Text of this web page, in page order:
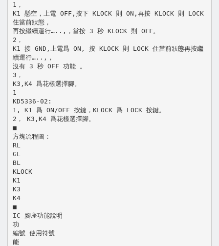
1，
K1 懸空，上電 OFF,按下 KLOCK 則 ON,再按 KLOCK 則 LOCK
住當前狀態，
再按繼續運行…..,，當按 3 秒 KLOCK 則 OFF。
2，
K1 接 GND,上電爲 ON, 按 KLOCK 則 LOCK 住當前狀態再按繼
續運行…..,，
沒有 3 秒 OFF 功能 。
3，
K3,K4 爲花樣選擇腳。
1
KD5336-02:
1, K1 爲 ON/OFF 按鍵，KLOCK 爲 LOCK 按鍵。
2， K3,K4 爲花樣選擇腳。
■
方塊流程圖：
RL
GL
BL
KLOCK
K1
K3
K4
■
IC 腳座功能說明
功
編號 使用符號
能